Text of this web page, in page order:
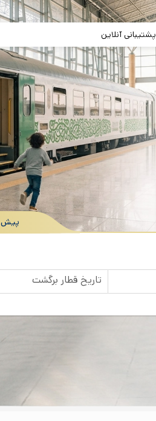
پشتیبانی آنلاین
پیش
تاریخ قطار برگشت